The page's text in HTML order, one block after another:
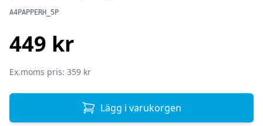
A4PAPPERH_5P
Produktinformation
449 kr
Ex.moms pris: 359 kr
Lägg i varukorgen